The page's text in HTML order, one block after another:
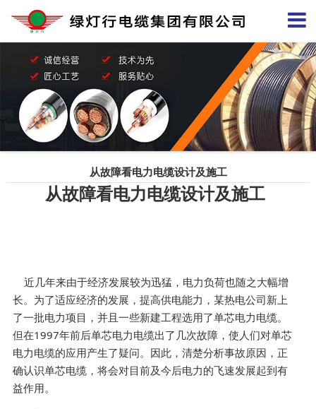
从故障看电力电缆设计及施工
从故障看电力电缆设计及施工
近几年来由于经济发展较为迅猛，电力负荷也随之大幅增
长。为了适应经济的发展，提高供电能力，某热电公司新上
了一批电力项目，并且一些新建工程选用了单芯电力电缆。
但在1997年前后单芯电力电缆出了几次故障，使人们对单芯
电力电缆的应用产生了疑问。因此，清楚分析事故原因，正
确认识单芯电缆，将会对目前及今后电力的飞速发展起到有
益作用。